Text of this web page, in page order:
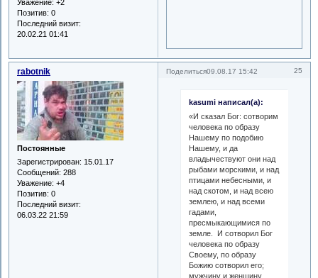
Уважение: +2
Позитив: 0
Последний визит:
20.02.21 01:41
Поделиться 25
09.08.17 15:42
rabotnik
Постоянные
Зарегистрирован: 15.01.17
Сообщений: 288
Уважение: +4
Позитив: 0
Последний визит:
06.03.22 21:59
kasumi написал(а):
«И сказал Бог: сотворим
человека по образу
Нашему по подобию
Нашему, и да
владычествуют они над
рыбами морскими, и над
птицами небесными, и
над скотом, и над всею
землею, и над всеми
гадами,
пресмыкающимися по
земле. И сотворил Бог
человека по образу
Своему, по образу
Божию сотворил его;
мужчину и женщину